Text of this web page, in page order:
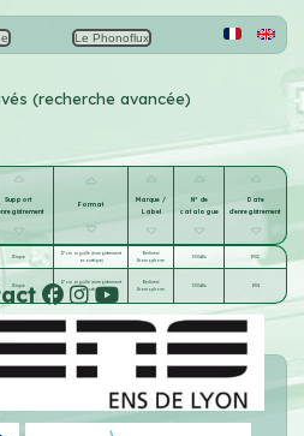
Le Phonoflux
(recherche avancée)
Support
Format
Marque /
Label
N° de
catalogue
Date
d'enregistrement
Disque
17 cm aiguille (enregistrement
acoustique)
Berliners'
Gramophone
30048x 1902
Disque
17 cm aiguille (enregistrement
acoustique)
Berliners'
Gramophone
30048x 1901